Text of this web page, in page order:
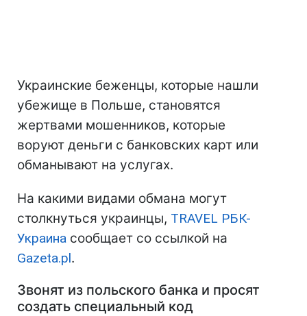
Украинские беженцы, которые нашли
убежище в Польше, становятся
жертвами мошенников, которые
воруют деньги с банковских карт или
обманывают на услугах.
На какими видами обмана могут
столкнуться украинцы, TRAVEL РБК-
Украина сообщает со ссылкой на
Gazeta.pl.
Звонят из польского банка и просят
создать специальный код